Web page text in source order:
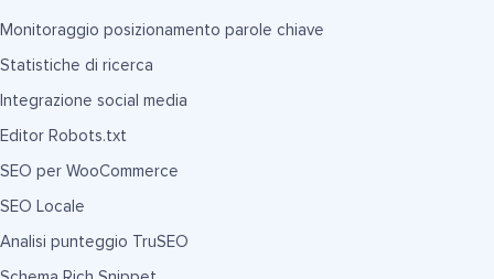
Monitoraggio posizionamento parole chiave
Statistiche di ricerca
Integrazione social media
Editor Robots.txt
SEO per WooCommerce
SEO Locale
Analisi punteggio TruSEO